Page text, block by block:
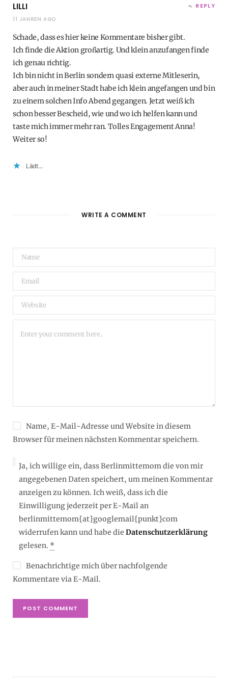
LILLI
11 JAHREN AGO
REPLY
Schade, dass es hier keine Kommentare bisher gibt.
Ich finde die Aktion großartig. Und klein anzufangen finde
ich genau richtig.
Ich bin nicht in Berlin sondern quasi externe Mitleserin,
aber auch in meiner Stadt habe ich klein angefangen und bin
zu einem solchen Info Abend gegangen. Jetzt weiß ich
schon besser Bescheid, wie und wo ich helfen kann und
taste mich immer mehr ran. Tolles Engagement Anna!
Weiter so!
Lädt…
WRITE A COMMENT
Name, E-Mail-Adresse und Website in diesem
Browser für meinen nächsten Kommentar speichern.
Ja, ich willige ein, dass Berlinmittemom die von mir
angegebenen Daten speichert, um meinen Kommentar
anzeigen zu können. Ich weiß, dass ich die
Einwilligung jederzeit per E-Mail an
berlinmittemom{at}googlemail{punkt}com
widerrufen kann und habe die Datenschutzerklärung
gelesen. *
Benachrichtige mich über nachfolgende
Kommentare via E-Mail.